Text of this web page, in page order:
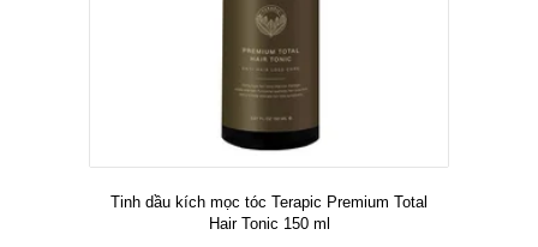
Tinh dầu kích mọc tóc Terapic Premium Total
Hair Tonic 150 ml